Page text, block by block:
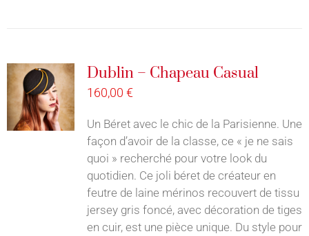
Dublin – Chapeau Casual
160,00 €
Un Béret avec le chic de la Parisienne. Une
façon d’avoir de la classe, ce « je ne sais
quoi » recherché pour votre look du
quotidien. Ce joli béret de créateur en
feutre de laine mérinos recouvert de tissu
jersey gris foncé, avec décoration de tiges
en cuir, est une pièce unique. Du style pour